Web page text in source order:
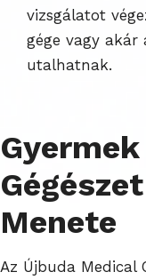
vizsgálatot
gége vagy akár
utalhatnak.
Menete
Az Újbuda Medical